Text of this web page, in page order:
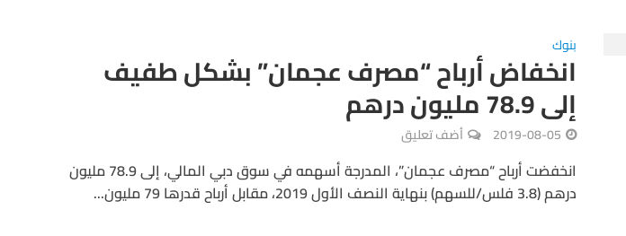
بنوك
انخفاض أرباح “مصرف عجمان” بشكل طفيف
إلى 78.9 مليون درهم
2019-08-05 أضف تعليق
انخفضت أرباح “مصرف عجمان”، المدرجة أسهمه في سوق دبي المالي، إلى 78.9 مليون
درهم (3.8 فلس/للسهم) بنهاية النصف الأول 2019، مقابل أرباح قدرها 79 مليون...